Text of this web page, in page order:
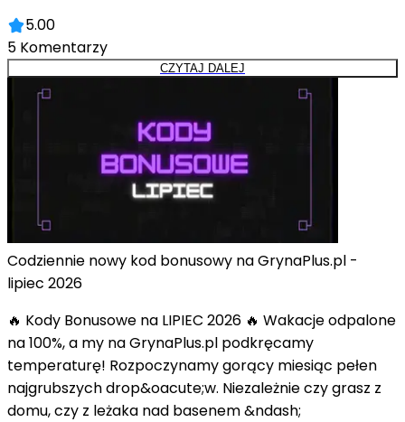
5.00
5 Komentarzy
CZYTAJ DALEJ
Codziennie nowy kod bonusowy na GrynaPlus.pl -
lipiec 2026
🔥 Kody Bonusowe na LIPIEC 2026 🔥 Wakacje odpalone
na 100%, a my na GrynaPlus.pl podkręcamy
temperaturę! Rozpoczynamy gorący miesiąc pełen
najgrubszych drop&oacute;w. Niezależnie czy grasz z
domu, czy z leżaka nad basenem &ndash;